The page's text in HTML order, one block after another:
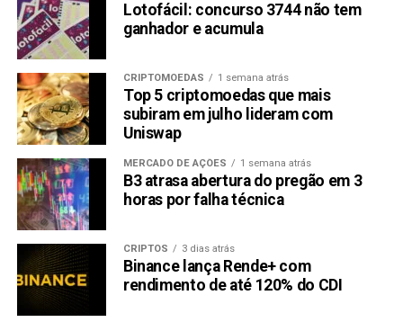
Lotofácil: concurso 3744 não tem
ganhador e acumula
CRIPTOMOEDAS 1 semana atrás
Top 5 criptomoedas que mais
subiram em julho lideram com
Uniswap
MERCADO DE AÇÕES 1 semana atrás
B3 atrasa abertura do pregão em 3
horas por falha técnica
CRIPTOS 3 dias atrás
Binance lança Rende+ com
rendimento de até 120% do CDI